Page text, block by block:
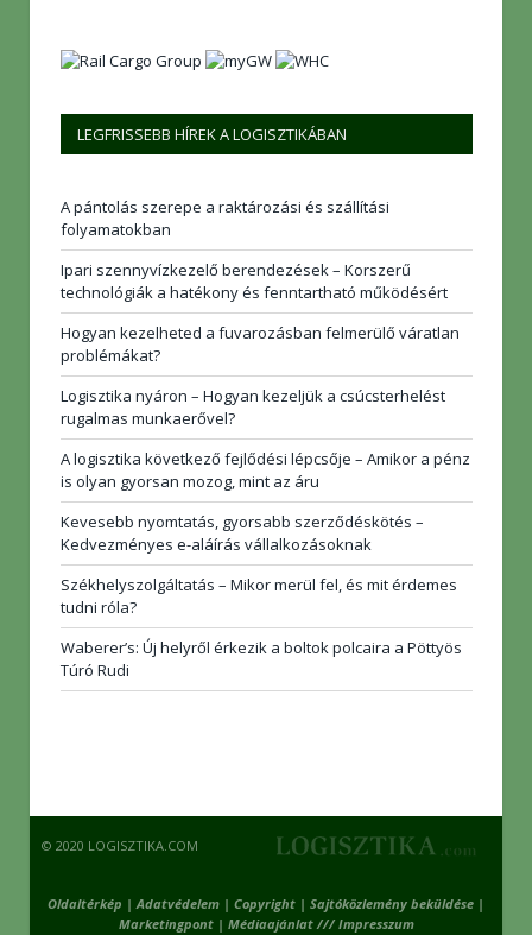
LEGFRISSEBB HÍREK A LOGISZTIKÁBAN
A pántolás szerepe a raktározási és szállítási
folyamatokban
Ipari szennyvízkezelő berendezések – Korszerű
technológiák a hatékony és fenntartható működésért
Hogyan kezelheted a fuvarozásban felmerülő váratlan
problémákat?
Logisztika nyáron – Hogyan kezeljük a csúcsterhelést
rugalmas munkaerővel?
A logisztika következő fejlődési lépcsője – Amikor a pénz
is olyan gyorsan mozog, mint az áru
Kevesebb nyomtatás, gyorsabb szerződéskötés –
Kedvezményes e-aláírás vállalkozásoknak
Székhelyszolgáltatás – Mikor merül fel, és mit érdemes
tudni róla?
Waberer’s: Új helyről érkezik a boltok polcaira a Pöttyös
Túró Rudi
© 2020 LOGISZTIKA.COM
Oldaltérkép |Adatvédelem | Copyright | Sajtóközlemény beküldése |
Marketingpont| Médiaajánlat /// Impresszum